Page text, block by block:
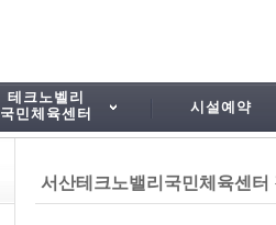
테크노벨리
국민체육센터
시설예약
서산테크노밸리국민체육센터